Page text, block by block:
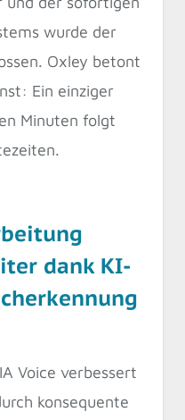
wurde der
Oxley betont
Ein einziger
Minuten folgt
dank KI-
Voice verbessert
konsequente